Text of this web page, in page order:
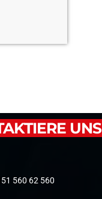
UNS
560 62 560